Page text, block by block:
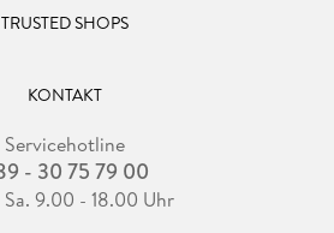
TRUSTED SHOPS
KONTAKT
Servicehotline
- 30 75 79 00
9.00 - 18.00 Uhr